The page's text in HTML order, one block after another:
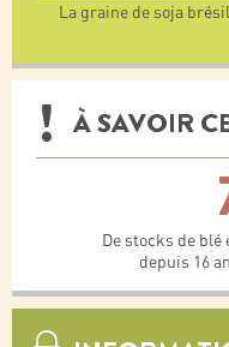
La graine de soja
À SAVOIR
De stocks de blé
depuis 16